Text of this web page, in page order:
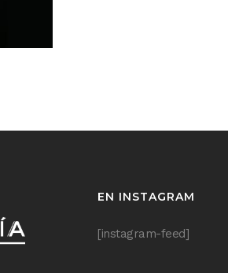
EN INSTAGRAM
[instagram-feed]